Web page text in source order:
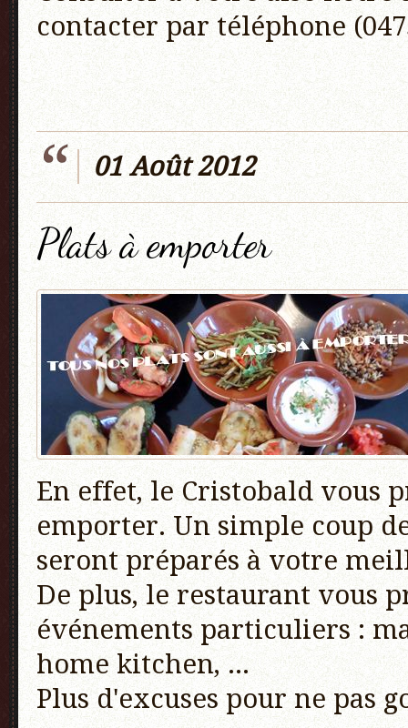
contacter par téléphone
01 Août 2012
Plats à emporter
En effet, le Cristobald vous
emporter. Un simple coup
seront préparés à votre
De plus, le restaurant vous
événements particuliers :
home kitchen, ...
Plus d'excuses pour ne pas